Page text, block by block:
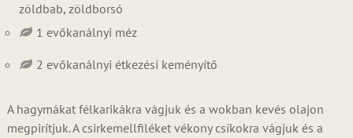
zöldbab, zöldborsó
1 evőkanálnyi méz
2 evőkanálnyi étkezési keményítő
A hagymákat félkarikákra vágjuk és a wokban kevés olajon
megpirítjuk. A csirkemellfiléket vékony csíkokra vágjuk és a